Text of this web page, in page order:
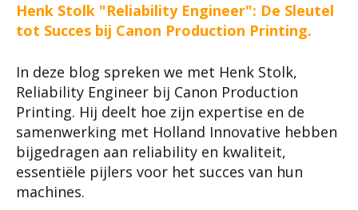
Henk Stolk "Reliability Engineer": De Sleutel
tot Succes bij Canon Production Printing.
In deze blog spreken we met Henk Stolk,
Reliability Engineer bij Canon Production
Printing. Hij deelt hoe zijn expertise en de
samenwerking met Holland Innovative hebben
bijgedragen aan reliability en kwaliteit,
essentiële pijlers voor het succes van hun
machines.